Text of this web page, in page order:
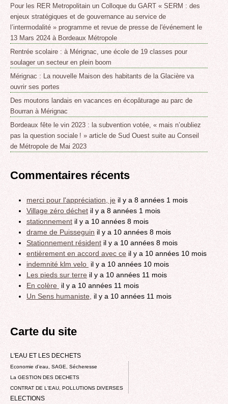
Pour les RER Metropolitain un Colloque du GART « SERM : des
enjeux stratégiques et de gouvernance au service de
l’intermodalité » programme et revue de presse de l'événement le
13 Mars 2024 à Bordeaux Métropole
Rentrée scolaire : à Mérignac, une école de 19 classes pour
soulager un secteur en plein boom
Mérignac : La nouvelle Maison des habitants de la Glacière va
ouvrir ses portes
Des moutons landais en vacances en écopâturage au parc de
Bourran à Mérignac
Bordeaux fête le vin 2023 : la subvention votée, « mais n’oubliez
pas la question sociale ! » article de Sud Ouest suite au Conseil
de Métropole de Mai 2023
Commentaires récents
merci pour l'appréciation, je il y a 8 années 1 mois
Village zéro déchet il y a 8 années 1 mois
stationnement il y a 10 années 8 mois
drame de Puisseguin il y a 10 années 8 mois
Stationnement résident il y a 10 années 8 mois
entièrement en accord avec ce il y a 10 années 10 mois
indemnité klm velo il y a 10 années 10 mois
Les pieds sur terre il y a 10 années 11 mois
En colère il y a 10 années 11 mois
Un Sens humaniste,
il y a 10 années 11 mois
Carte du site
L'EAU ET LES DECHETS
Economie d’eau, SAGE, Sécheresse
La GESTION DES DECHETS
CONTRAT DE L'EAU, POLLUTIONS DIVERSES
ELECTIONS